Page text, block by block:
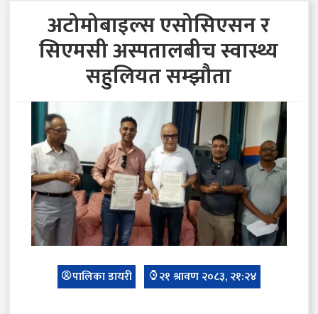
अटोमोबाइल्स एसोसिएसन र
सिएमसी अस्पतालबीच स्वास्थ्य
सहुलियत सम्झौता
पालिका डायरी २१ श्रावण २०८३, २१:२४